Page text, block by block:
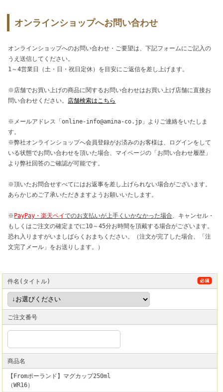
オンラインショップへお問い合わせ
オンラインショップへのお問い合わせ・ご要望は、下記フォームにご記入の
うえ送信してください。
1～4営業日（土・日・祝日定休）を目安にご返信を差し上げます。
※店舗でお買い上げの商品に関するお問い合わせはお買い上げ店舗に直接お
問い合わせください。 店舗検索はこちら
※メールアドレス「online-info@amina-co.jp」よりご連絡をいたしま
す。
※弊社オンラインショップへ会員登録がお済みのお客様は、ログインをして
いる状態でお問い合わせを頂いた場合、マイページの「お問い合わせ履歴」
より弊社回答のご確認が可能です。
※頂いたお問合せすべてにはお返事を差し上げられない場合がございます。
あらかじめご了承いただきますようお願いいたします。
※ PayPay・楽天ペイでのお支払いが上手くいかなかった場合、キャンセル・
もしくはご注文の確定までに10～45分お時間を頂戴する場合がございます。
恐れ入りますがいましばらくおまちください。（注文が完了した場合、「注
文完了メール」をお送りします。）
件名(タイトル)
ご注文番号
商品名
【Fromポーランド】マグカップ250ml
（WR16）